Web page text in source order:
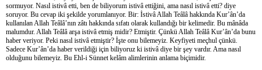
sormuyor. Nasıl istivâ etti, ben de biliyorum istivâ ettiğini, ama nasıl istivâ etti? diye
soruyor. Bu cevap iki şekilde yorumlanıyor. Bir: İstivâ Allah Teâlâ hakkında Kur’ân’da
kullanılan Allah Teâlâ’nın zâtı hakkında sıfatı olarak kullandığı bir kelimedir. Bu mânâda
malumdur. Allah Teâlâ arşa istivâ etmiş midir? Etmiştir. Çünkü Allah Teâlâ Kur’ân’da bunu
haber veriyor. Peki nasıl istivâ etmiştir? İşte onu bilemeyiz. Keyfiyeti meçhul çünkü.
Sadece Kur’ân’da haber verildiği için biliyoruz ki istivâ diye bir şey vardır. Ama nasıl
olduğunu bilemeyiz. Bu Ehl-i Sünnet kelâm alimlerinin anlama biçimidir.